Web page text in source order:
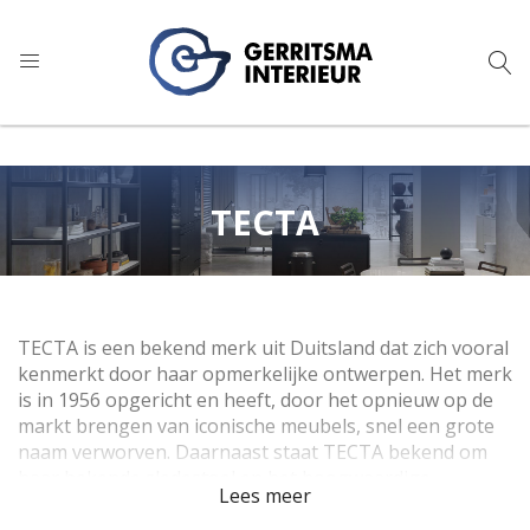
9
TECTA
TECTA is een bekend merk uit Duitsland dat zich vooral
kenmerkt door haar opmerkelijke ontwerpen. Het merk
is in 1956 opgericht en heeft, door het opnieuw op de
markt brengen van iconische meubels, snel een grote
naam verworven. Daarnaast staat TECTA bekend om
vlechtwerk van de stoelen.Lees meer